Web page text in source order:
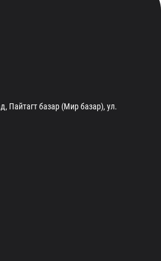
Пайтагт базар (Мир базар), ул.